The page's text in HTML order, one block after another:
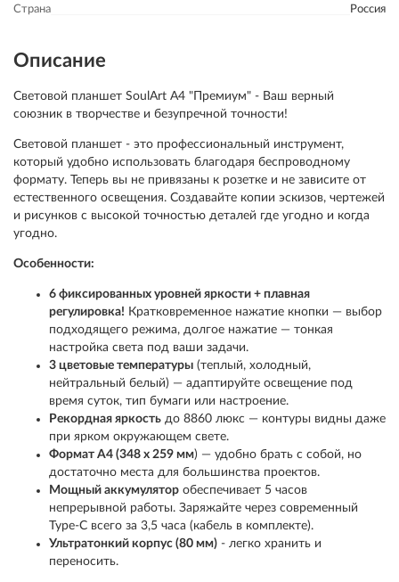
Страна
Россия
Описание
Световой планшет SoulArt А4 "Премиум" - Ваш верный
союзник в творчестве и безупречной точности!
Световой планшет - это профессиональный инструмент,
который удобно использовать благодаря беспроводному
формату. Теперь вы не привязаны к розетке и не зависите от
естественного освещения. Создавайте копии эскизов, чертежей
и рисунков с высокой точностью деталей где угодно и когда
угодно.
Особенности:
6 фиксированных уровней яркости + плавная
регулировка! Кратковременное нажатие кнопки — выбор
подходящего режима, долгое нажатие — тонкая
настройка света под ваши задачи.
3 цветовые температуры (теплый, холодный,
нейтральный белый) — адаптируйте освещение под
время суток, тип бумаги или настроение.
Рекордная яркость до 8860 люкс — контуры видны даже
при ярком окружающем свете.
Формат А4 (348 х 259 мм) — удобно брать с собой, но
достаточно места для большинства проектов.
Мощный аккумулятор обеспечивает 5 часов
непрерывной работы. Заряжайте через современный
Type-C всего за 3,5 часа (кабель в комплекте).
Ультратонкий корпус (80 мм) - легко хранить и
переносить.